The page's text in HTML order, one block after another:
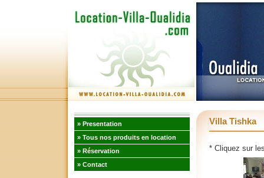
» Presentation
» Tous nos produits en location
» Réservation
» Contact
Villa Tishka
* Cliquez sur